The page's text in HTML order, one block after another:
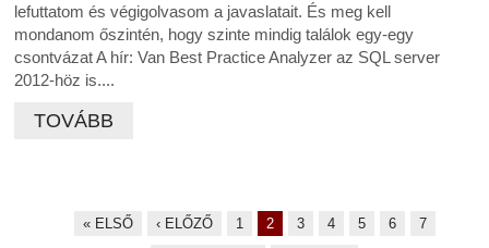
lefuttatom és végigolvasom a javaslatait. És meg kell
mondanom őszintén, hogy szinte mindig találok egy-egy
csontvázat A hír: Van Best Practice Analyzer az SQL server
2012-höz is....
TOVÁBB
« ELSŐ ‹ ELŐZŐ 1 2 3 4 5 6 7